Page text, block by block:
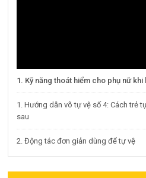
1. Kỹ năng thoát hiểm cho phụ nữ khi
1. Hướng dẫn võ tự vệ số 4: Cách trẻ
sau
2. Động tác đơn giản dùng để tự vệ